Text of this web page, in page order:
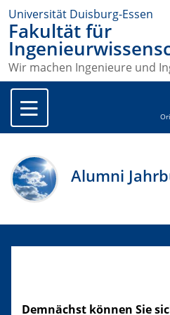
Universität Duisburg-Essen
Fakultät für
Wir machen Ingenieure und
Alumni
Demnächst können Sie